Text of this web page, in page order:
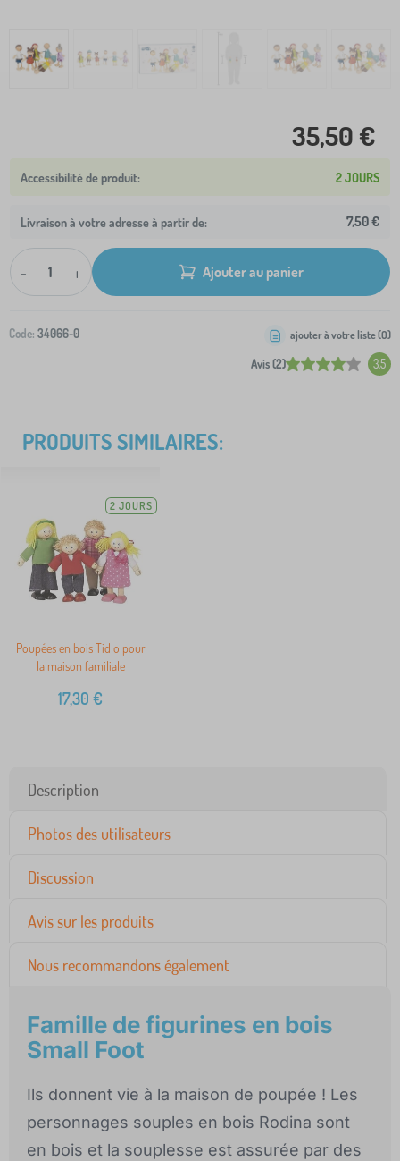
35,50 €
2 JOURS
Livraison à votre adresse à partir de: 7,50 €
- + Ajouter au panier
Code: 34066-0
Avis (2) 3.5
ajouter à votre liste (0)
PRODUITS SIMILAIRES:
2 JOURS
Poupées en bois Tidlo pour
la maison familiale
17,30 €
Description
Photos des utilisateurs
Discussion
Avis sur les produits
Nous recommandons également
Famille de figurines en bois
Small Foot
Ils donnent vie à la maison de poupée ! Les
personnages souples en bois Rodina sont
en bois et la souplesse est assurée par des